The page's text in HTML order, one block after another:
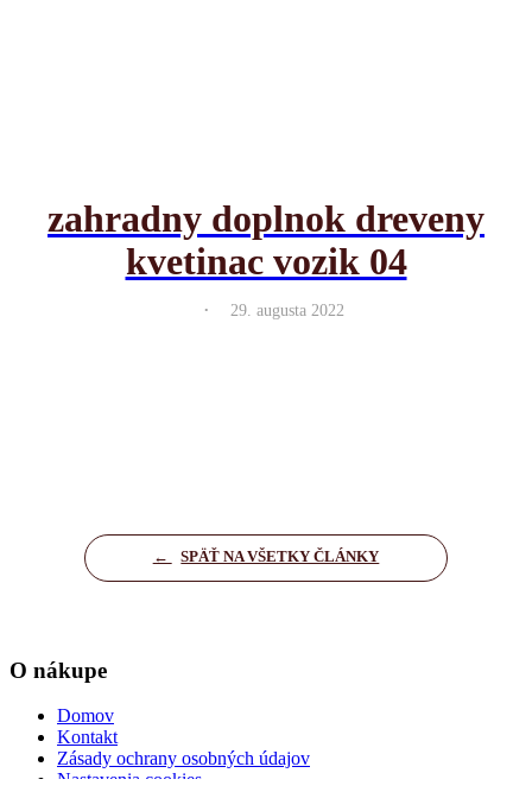
zahradny doplnok dreveny
kvetinac vozik 04
. 29. augusta 2022
← SPÄŤ NA VŠETKY ČLÁNKY
O nákupe
Domov
Kontakt
Zásady ochrany osobných údajov
Nastavenia cookies